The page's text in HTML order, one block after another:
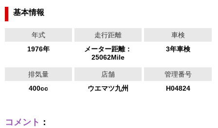
基本情報
年式
1976年
走行距離
メーター距離：
25062Mile
車検
3年車検
排気量
400cc
店舗
ウエマツ九州
管理番号
H04824
コメント ：